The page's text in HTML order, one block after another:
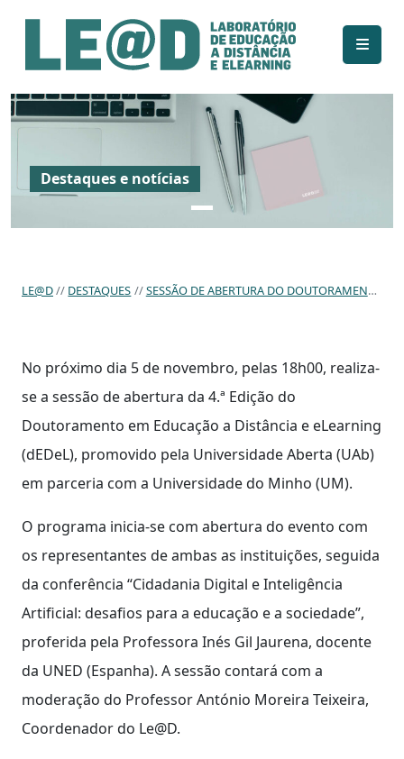
Ir para o conteúdo principal
Informações de acessibilidade
Mapa do site
Destaques e notícias
LE@D DESTAQUES SESSÃO DE ABERTURA DO DOUTORAMENTO EM EDUCAÇÃO A DISTÂNCIA E ELEARNING
No próximo dia 5 de novembro, pelas 18h00, realiza-
se a sessão de abertura da 4.ª Edição do
Doutoramento em Educação a Distância e eLearning
(dEDeL), promovido pela Universidade Aberta (UAb)
em parceria com a Universidade do Minho (UM).
O programa inicia-se com abertura do evento com
os representantes de ambas as instituições, seguida
da conferência “Cidadania Digital e Inteligência
Artificial: desafios para a educação e a sociedade”,
proferida pela Professora Inés Gil Jaurena, docente
da UNED (Espanha). A sessão contará com a
moderação do Professor António Moreira Teixeira,
Coordenador do Le@D.